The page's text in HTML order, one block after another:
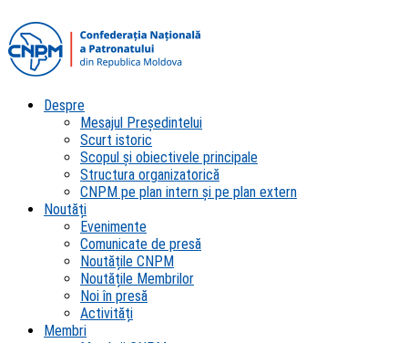
Despre
Mesajul Președintelui
Scurt istoric
Scopul şi obiectivele principale
Structura organizatorică
CNPM pe plan intern şi pe plan extern
Noutăți
Evenimente
Comunicate de presă
Noutățile CNPM
Noutățile Membrilor
Noi în presă
Activități
Membri